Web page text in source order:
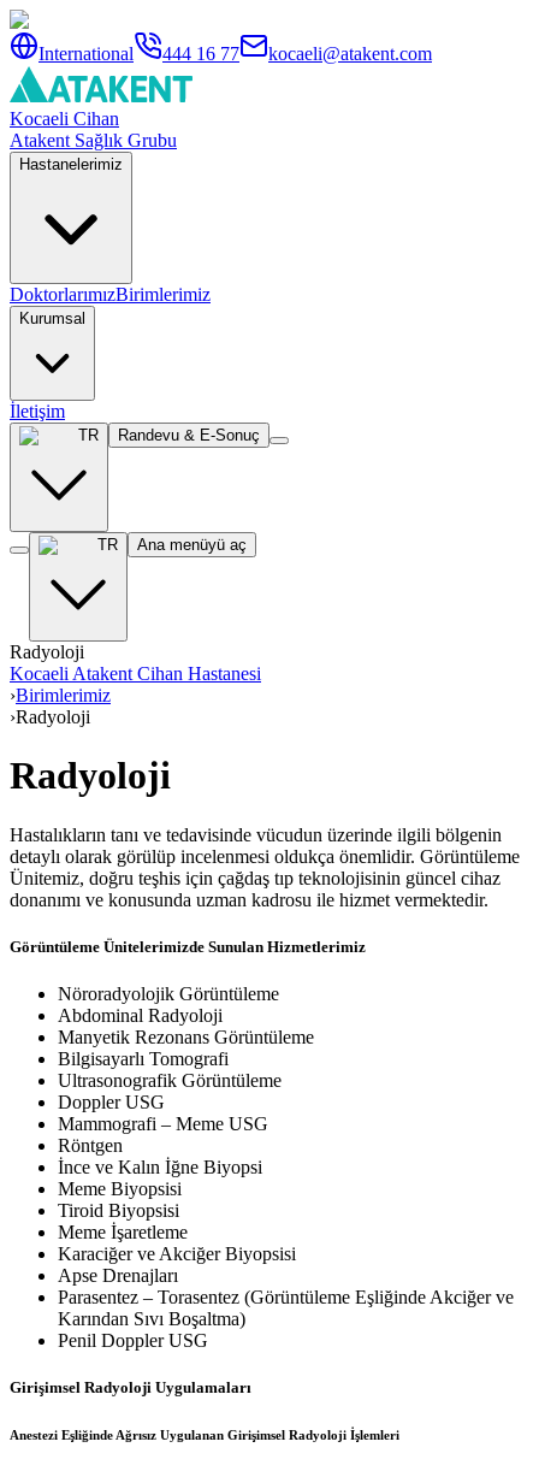
International 444 16 77 kocaeli@atakent.com
Kocaeli Cihan
Atakent Sağlık Grubu
Hastanelerimiz
DoktorlarımızBirimlerimiz
Kurumsal
İletişim
TR Randevu & E-Sonuç
TR Ana menüyü aç
Radyoloji
Kocaeli Atakent Cihan Hastanesi
›Birimlerimiz
›Radyoloji
Radyoloji
Hastalıkların tanı ve tedavisinde vücudun üzerinde ilgili bölgenin
detaylı olarak görülüp incelenmesi oldukça önemlidir. Görüntüleme
Ünitemiz, doğru teşhis için çağdaş tıp teknolojisinin güncel cihaz
donanımı ve konusunda uzman kadrosu ile hizmet vermektedir.
Görüntüleme Ünitelerimizde Sunulan Hizmetlerimiz
Nöroradyolojik Görüntüleme
Abdominal Radyoloji
Manyetik Rezonans Görüntüleme
Bilgisayarlı Tomografi
Ultrasonografik Görüntüleme
Doppler USG
Mammografi – Meme USG
Röntgen
İnce ve Kalın İğne Biyopsi
Meme Biyopsisi
Tiroid Biyopsisi
Meme İşaretleme
Karaciğer ve Akciğer Biyopsisi
Apse Drenajları
Parasentez – Torasentez (Görüntüleme Eşliğinde Akciğer ve
Karından Sıvı Boşaltma)
Penil Doppler USG
Girişimsel Radyoloji Uygulamaları
Anestezi Eşliğinde Ağrısız Uygulanan Girişimsel Radyoloji İşlemleri